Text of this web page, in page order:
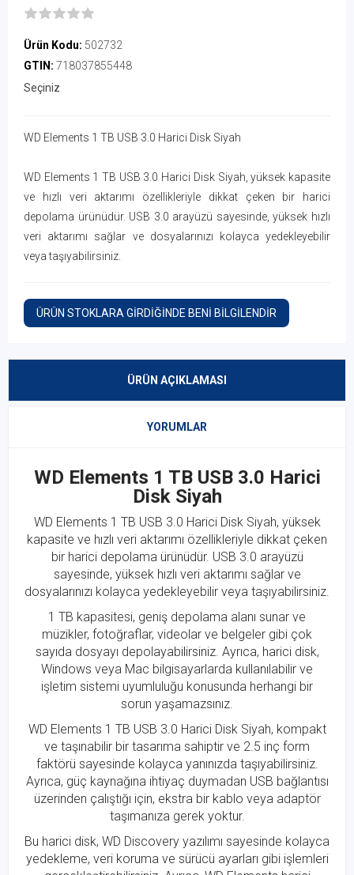
Ürün Kodu: 502732
GTIN: 718037855448
Seçiniz
WD Elements 1 TB USB 3.0 Harici Disk Siyah
WD Elements 1 TB USB 3.0 Harici Disk Siyah, yüksek kapasite
ve hızlı veri aktarımı özellikleriyle dikkat çeken bir harici
depolama ürünüdür. USB 3.0 arayüzü sayesinde, yüksek hızlı
veri aktarımı sağlar ve dosyalarınızı kolayca yedekleyebilir
veya taşıyabilirsiniz.
ÜRÜN STOKLARA GİRDİĞİNDE BENİ BİLGİLENDİR
ÜRÜN AÇIKLAMASI
YORUMLAR
WD Elements 1 TB USB 3.0 Harici
Disk Siyah
WD Elements 1 TB USB 3.0 Harici Disk Siyah, yüksek
kapasite ve hızlı veri aktarımı özellikleriyle dikkat çeken
bir harici depolama ürünüdür. USB 3.0 arayüzü
sayesinde, yüksek hızlı veri aktarımı sağlar ve
dosyalarınızı kolayca yedekleyebilir veya taşıyabilirsiniz.
1 TB kapasitesi, geniş depolama alanı sunar ve
müzikler, fotoğraflar, videolar ve belgeler gibi çok
sayıda dosyayı depolayabilirsiniz. Ayrıca, harici disk,
Windows veya Mac bilgisayarlarda kullanılabilir ve
işletim sistemi uyumluluğu konusunda herhangi bir
sorun yaşamazsınız.
WD Elements 1 TB USB 3.0 Harici Disk Siyah, kompakt
ve taşınabilir bir tasarıma sahiptir ve 2.5 inç form
faktörü sayesinde kolayca yanınızda taşıyabilirsiniz.
Ayrıca, güç kaynağına ihtiyaç duymadan USB bağlantısı
üzerinden çalıştığı için, ekstra bir kablo veya adaptör
taşımanıza gerek yoktur.
Bu harici disk, WD Discovery yazılımı sayesinde kolayca
yedekleme, veri koruma ve sürücü ayarları gibi işlemleri